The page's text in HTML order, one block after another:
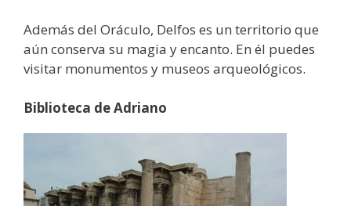
Además del Oráculo, Delfos es un territorio que
aún conserva su magia y encanto. En él puedes
visitar monumentos y museos arqueológicos.
Biblioteca de Adriano